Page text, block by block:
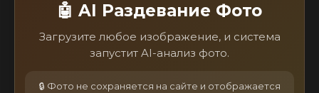
🤖 AI Раздевание Фото
Загрузите любое изображение, и система
запустит AI-анализ фото.
🔒 Фото не сохраняется на сайте и отображается